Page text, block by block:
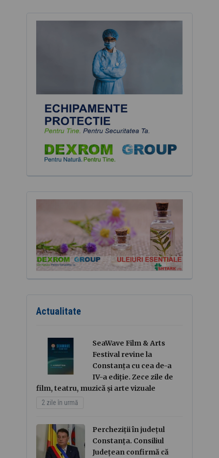
Actualitate
SeaWave Film & Arts
Festival revine la
Constanța cu cea de-a
IV-a ediție. Zece zile de
film, teatru, muzică și arte vizuale
2 zile în urmă
Percheziții în județul
Constanța. Consiliul
Județean confirmă că